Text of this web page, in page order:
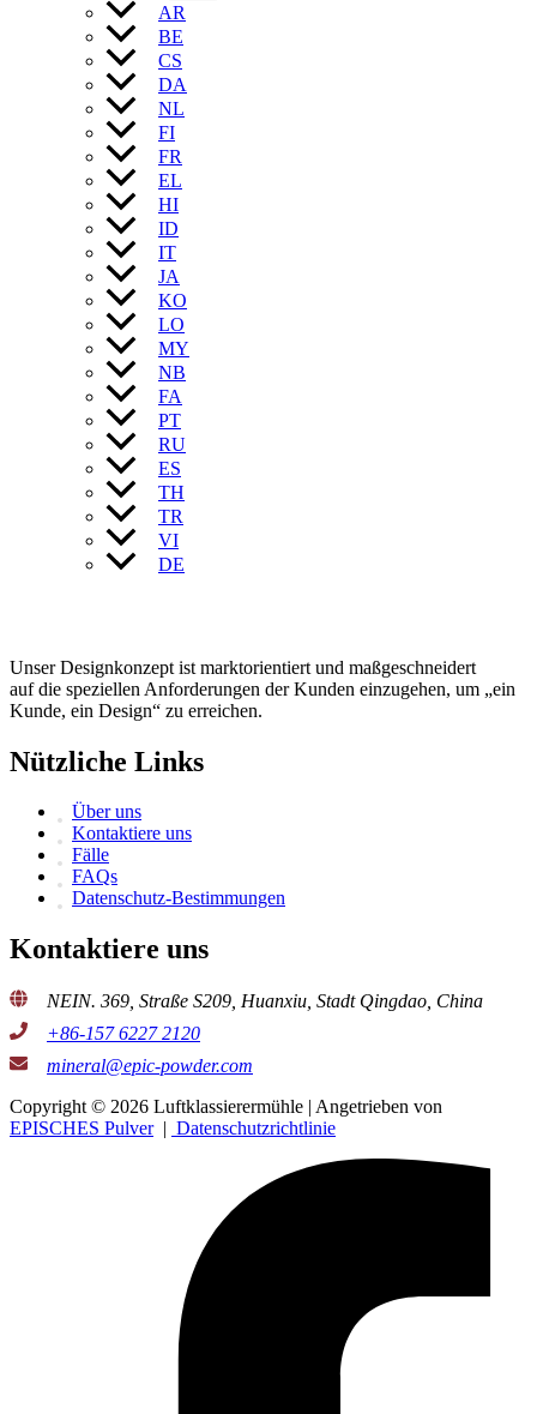
AR
BE
CS
DA
NL
FI
FR
EL
HI
ID
IT
JA
KO
LO
MY
NB
FA
PT
RU
ES
TH
TR
VI
DE
Unser Designkonzept ist marktorientiert und maßgeschneidert
auf die speziellen Anforderungen der Kunden einzugehen, um „ein
Kunde, ein Design“ zu erreichen.
Nützliche Links
Über uns
Kontaktiere uns
Fälle
FAQs
Datenschutz-Bestimmungen
Kontaktiere uns
NEIN. 369, Straße S209, Huanxiu, Stadt Qingdao, China
+86-157 6227 2120
mineral@epic-powder.com
Copyright © 2026 Luftklassierermühle | Angetrieben von
EPISCHES Pulver| Datenschutzrichtlinie